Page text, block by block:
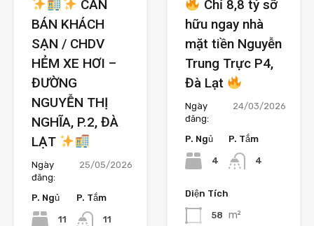
CẦN
BÁN KHÁCH
SẠN / CHDV
HẺM XE HƠI –
ĐƯỜNG
NGUYỄN THỊ
NGHĨA, P.2, ĐÀ
LẠT
Ngày
đăng:
25/05/2026
P. Ngủ
11
P. Tắm
11
Chỉ 8,8 tỷ sỡ
hữu ngay nhà
mặt tiền Nguyễn
Trung Trực P4,
Đà Lạt
Ngày
đăng:
24/03/2026
P. Ngủ
4
P. Tắm
4
Diện Tích
58 m²